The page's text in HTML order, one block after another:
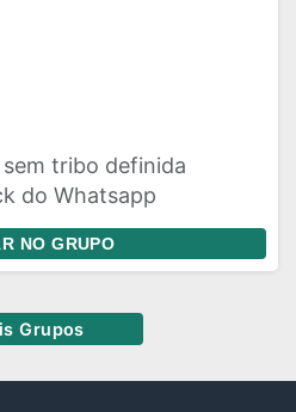
tribo definida
do Whatsapp
NO GRUPO
Grupos